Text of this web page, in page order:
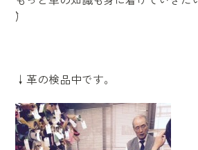
`)
↓革の検品中です。